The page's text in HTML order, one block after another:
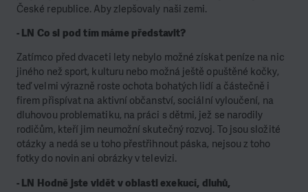
České republice. Aby zlepšovaly naši zemi.
- LN Co si pod tím máme představit?
Zatímco před dvaceti lety nebylo možné získat peníze na nic
jiného než sport, kulturu nebo možná ještě opuštěné kočky,
teď velmi výrazně roste ochota bohatých lidí a částečně i
firem přispívat na aktivní občanství, sociální vyloučení, na
dluhovou problematiku, na práci s dětmi, jež se narodily
rodičům, kteří jim neumožní skutečný rozvoj. To jsou složité
otázky a nedá se u toho přestřihnout páska, nejsou z toho
fotky do novin ani obrázky v televizi.
- LN Hodně jste vidět v oblasti exekucí, dluhů,